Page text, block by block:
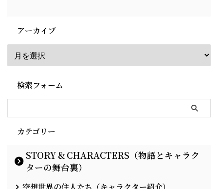
アーカイブ
検索フォーム
カテゴリー
STORY & CHARACTERS（物語とキャラク
ターの舞台裏）